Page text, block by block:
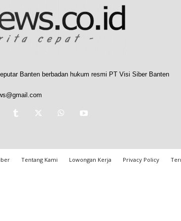
Banten berbadan hukum resmi PT Visi Siber Banten
Tentang Kami Lowongan Kerja Privacy Policy